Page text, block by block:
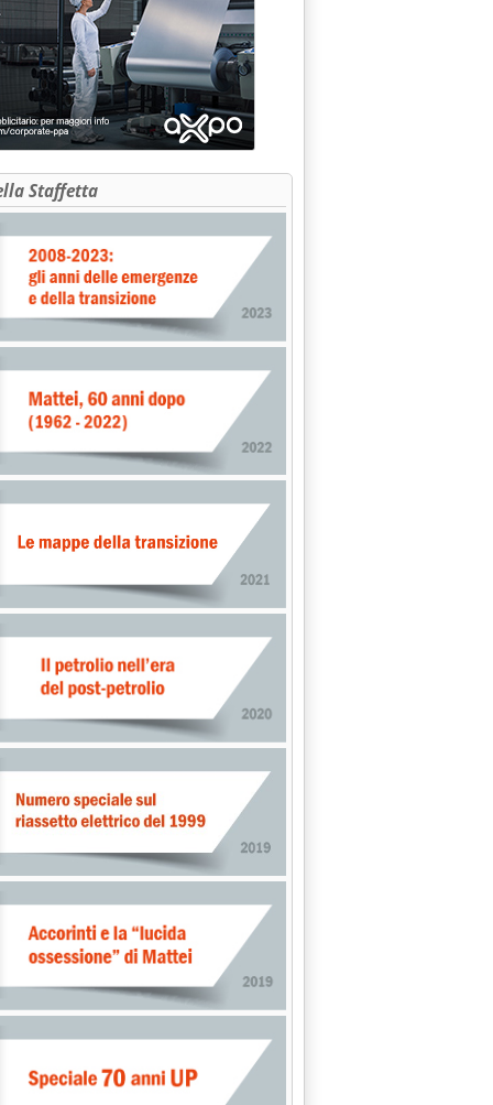
prezzi a gennaio'
commerciali Eni'
UP'
2013 alle 15.51.
energia tra 2008 e 2011'
Staffetta